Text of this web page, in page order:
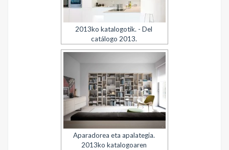
2013ko katalogotik. - Del
catálogo 2013.
Aparadorea eta apalategia.
2013ko katalogoaren